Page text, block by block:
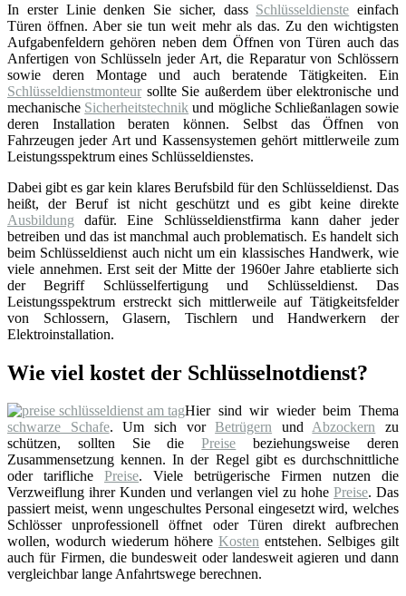
In erster Linie denken Sie sicher, dass Schlüsseldienste einfach
Türen öffnen. Aber sie tun weit mehr als das. Zu den wichtigsten
Aufgabenfeldern gehören neben dem Öffnen von Türen auch das
Anfertigen von Schlüsseln jeder Art, die Reparatur von Schlössern
sowie deren Montage und auch beratende Tätigkeiten. Ein
Schlüsseldienstmonteur sollte Sie außerdem über elektronische und
mechanische Sicherheitstechnik und mögliche Schließanlagen sowie
deren Installation beraten können. Selbst das Öffnen von
Fahrzeugen jeder Art und Kassensystemen gehört mittlerweile zum
Leistungsspektrum eines Schlüsseldienstes.
Dabei gibt es gar kein klares Berufsbild für den Schlüsseldienst. Das
heißt, der Beruf ist nicht geschützt und es gibt keine direkte
Ausbildung dafür. Eine Schlüsseldienstfirma kann daher jeder
betreiben und das ist manchmal auch problematisch. Es handelt sich
beim Schlüsseldienst auch nicht um ein klassisches Handwerk, wie
viele annehmen. Erst seit der Mitte der 1960er Jahre etablierte sich
der Begriff Schlüsselfertigung und Schlüsseldienst. Das
Leistungsspektrum erstreckt sich mittlerweile auf Tätigkeitsfelder
von Schlossern, Glasern, Tischlern und Handwerkern der
Elektroinstallation.
Wie viel kostet der Schlüsselnotdienst?
Hier sind wir wieder beim Thema
schwarze Schafe. Um sich vorBetrügern undAbzockern zu
schützen, sollten Sie diePreise beziehungsweise deren
Zusammensetzung kennen. In der Regel gibt es durchschnittliche
oder tarifliche Preise. Viele betrügerische Firmen nutzen die
Verzweiflung ihrer Kunden und verlangen viel zu hohe Preise. Das
passiert meist, wenn ungeschultes Personal eingesetzt wird, welches
Schlösser unprofessionell öffnet oder Türen direkt aufbrechen
wollen, wodurch wiederum höhere Kosten entstehen. Selbiges gilt
auch für Firmen, die bundesweit oder landesweit agieren und dann
vergleichbar lange Anfahrtswege berechnen.